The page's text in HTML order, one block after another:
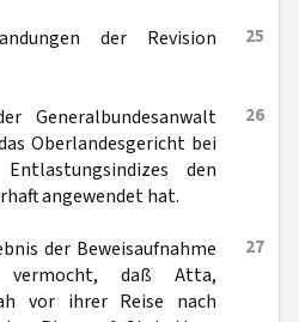
25
der Revision
26
Generalbundesanwalt
Oberlandesgericht bei
den
angewendet hat.
27
der Beweisaufnahme
vermocht, daß Atta,
vor ihrer Reise nach